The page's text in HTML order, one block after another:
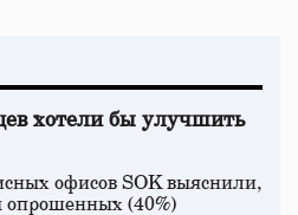
хотели бы улучшить
офисов SOK выяснили,
опрошенных (40%)